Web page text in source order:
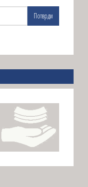
Потврди